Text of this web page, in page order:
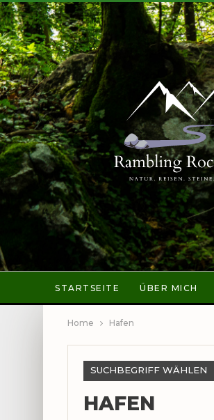
STARTSEITE ÜBER MICH
Home Hafen
SUCHBEGRIFF WÄHLEN
HAFEN